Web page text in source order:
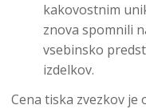
kakovostnim
znova spomnili
vsebinsko
izdelkov.
Cena tiska zvezkov je